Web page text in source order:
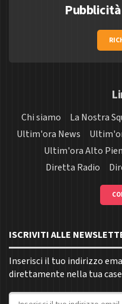
Chi siamo La Nostra
Ultim'ora News
Ultim'ora Alto
Diretta Radio
ISCRIVITI ALLE
Inserisci il tuo indirizzo
direttamente nella tua
Indirizzo email